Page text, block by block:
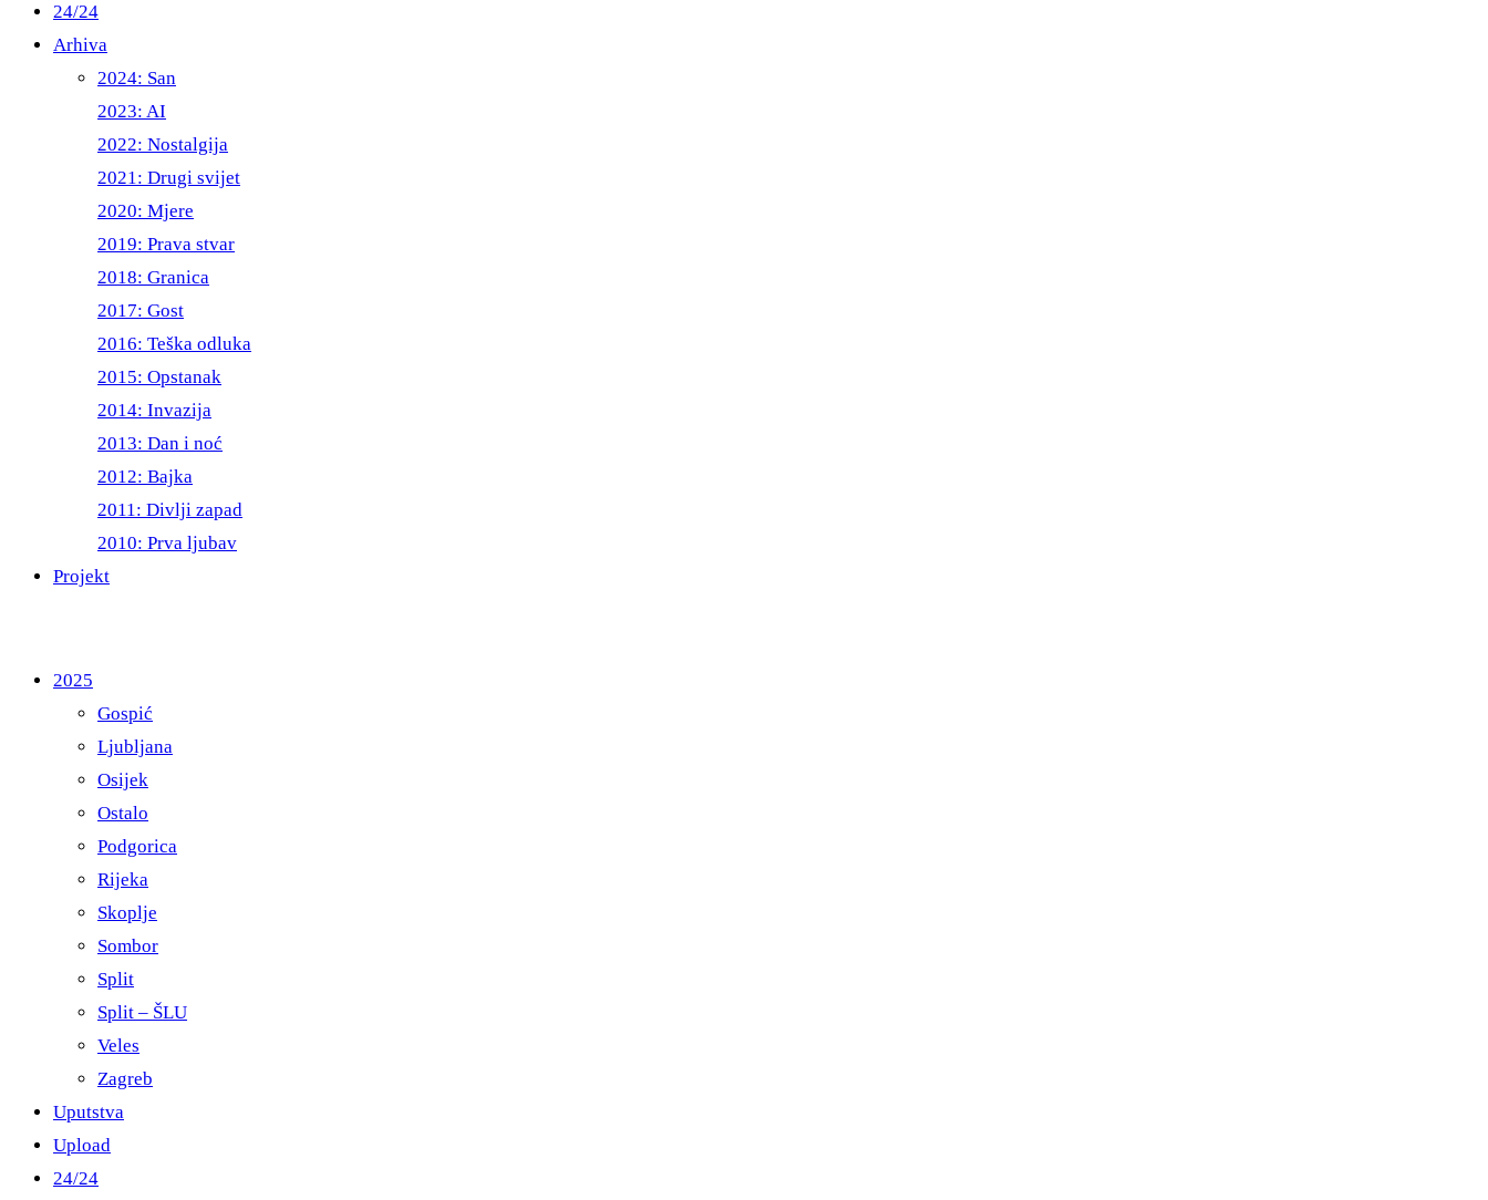
24/24
Arhiva
2024: San
2023: AI
2022: Nostalgija
2021: Drugi svijet
2020: Mjere
2019: Prava stvar
2018: Granica
2017: Gost
2016: Teška odluka
2015: Opstanak
2014: Invazija
2013: Dan i noć
2012: Bajka
2011: Divlji zapad
2010: Prva ljubav
Projekt
2025
Gospić
Ljubljana
Osijek
Ostalo
Podgorica
Rijeka
Skoplje
Sombor
Split
Split – ŠLU
Veles
Zagreb
Uputstva
Upload
24/24